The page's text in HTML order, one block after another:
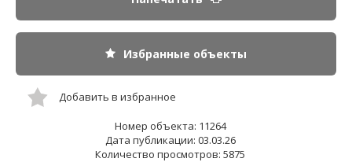
Избранные объекты
Добавить в избранное
Номер объекта: 11264
Дата публикации: 03.03.26
Количество просмотров: 5875